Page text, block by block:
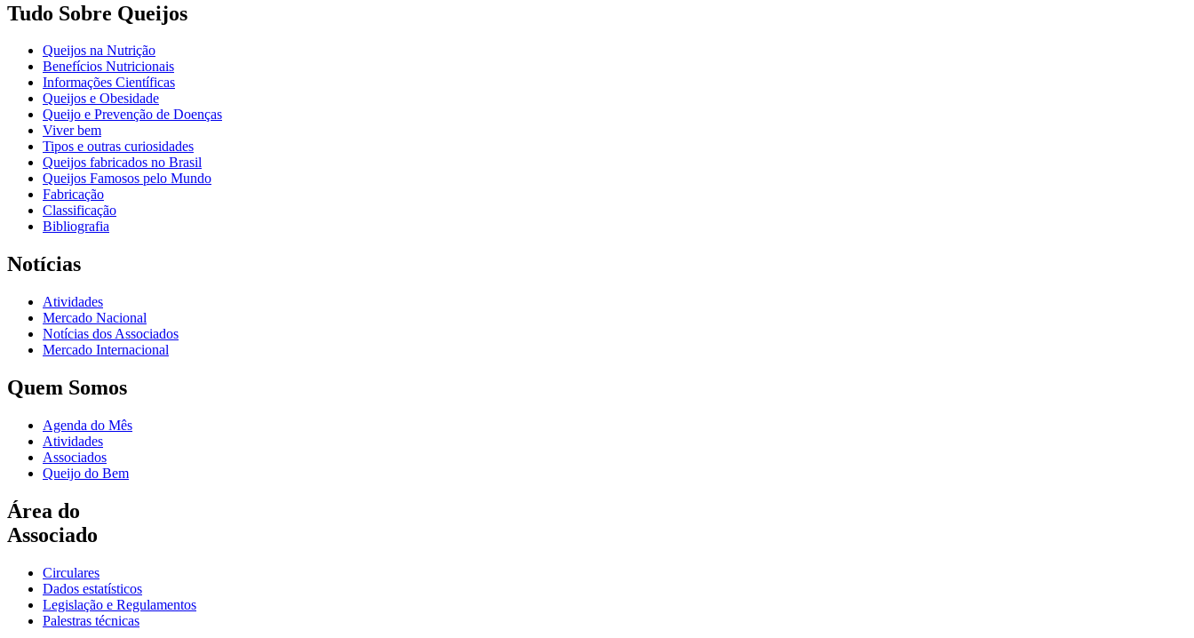
Tudo Sobre Queijos
Queijos na Nutrição
Benefícios Nutricionais
Informações Científicas
Queijos e Obesidade
Queijo e Prevenção de Doenças
Viver bem
Tipos e outras curiosidades
Queijos fabricados no Brasil
Queijos Famosos pelo Mundo
Fabricação
Classificação
Bibliografia
Notícias
Atividades
Mercado Nacional
Notícias dos Associados
Mercado Internacional
Quem Somos
Agenda do Mês
Atividades
Associados
Queijo do Bem
Área do
Associado
Circulares
Dados estatísticos
Legislação e Regulamentos
Palestras técnicas